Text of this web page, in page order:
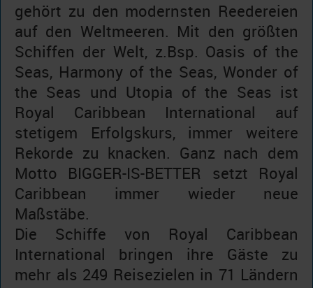
gehört zu den modernsten Reedereien
auf den Weltmeeren. Mit den größten
Schiffen der Welt, z.Bsp. Oasis of the
Seas, Harmony of the Seas, Wonder of
the Seas und Utopia of the Seas ist
Royal Caribbean International auf
stetigem Erfolgskurs, immer weitere
Rekorde zu knacken. Ganz nach dem
Motto BIGGER-IS-BETTER setzt Royal
Caribbean immer wieder neue
Maßstäbe.
Die Schiffe von Royal Caribbean
International bringen ihre Gäste zu
mehr als 249 Reisezielen in 71 Ländern